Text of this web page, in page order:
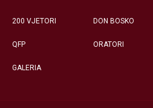
200 VJETORI DON BOSKO
QFP ORATORI
GALERIA